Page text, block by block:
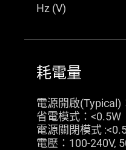
Hz (V)
耗電量
電源開啟(Typical)
省電模式：<0.5W
電源關閉模式
電壓：100-240V,